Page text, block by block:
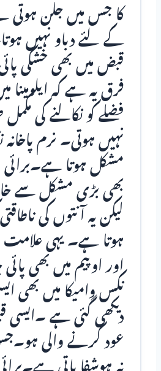
کا جس میں جلن ہوتی
کے لئے دباو نہیں
قبض میں بھی خشکی
فرق یہ ہے کہ ایلومینا
فضلے کو نکالنے کی
نہیں ہوتی۔ نرم پاخانہ
مشکل ہوتا ہے۔برائی
بھی بڑی مشکل سے
لیکن یہ آنتوں کی
ہوتا ہے۔ یہی علامت
اور اوپیم میں بھی
نکس وامیکا میں بھی
دیکھی گئی ہے ۔ایسی
عود کرنے والی ہو۔جس
نہ ہوشفا پاتی